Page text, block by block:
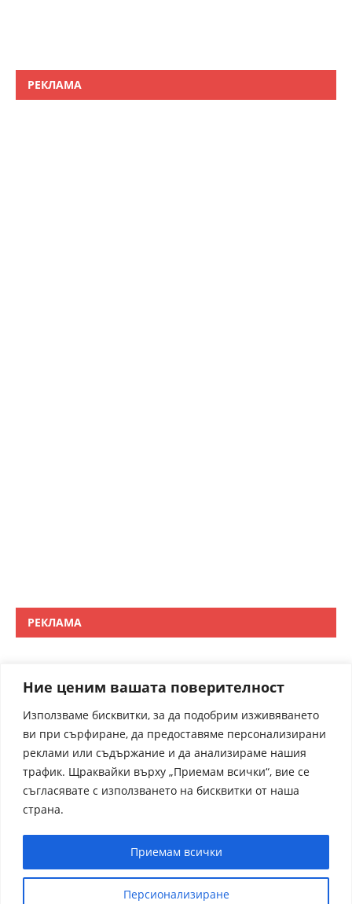
Ние ценим вашата поверителност
Използваме бисквитки, за да подобрим изживяването
ви при сърфиране, да предоставяме персонализирани
реклами или съдържание и да анализираме нашия
трафик. Щраквайки върху „Приемам всички“, вие се
съгласявате с използването на бисквитки от наша
страна.
Персионализиране
Приемам всички
РЕКЛАМА
РЕКЛАМА